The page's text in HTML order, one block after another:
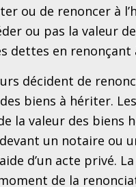
ou de renoncer à
ou pas la valeur
dettes en
décident de
biens à hériter.
la valeur des
un notaire ou
d’un acte privé.
de la